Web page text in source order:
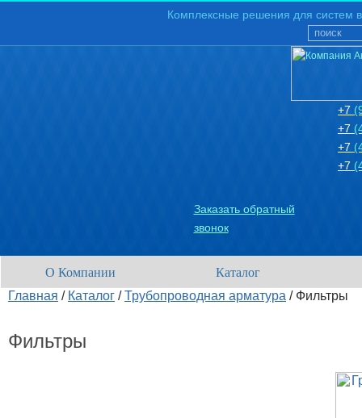
Комплексные решения для систем
+7
+7
+7
+7
Заказать обратный
звонок
О Компании
Каталог
Главная / Каталог /Трубопроводная арматура / Фильтры
Фильтры